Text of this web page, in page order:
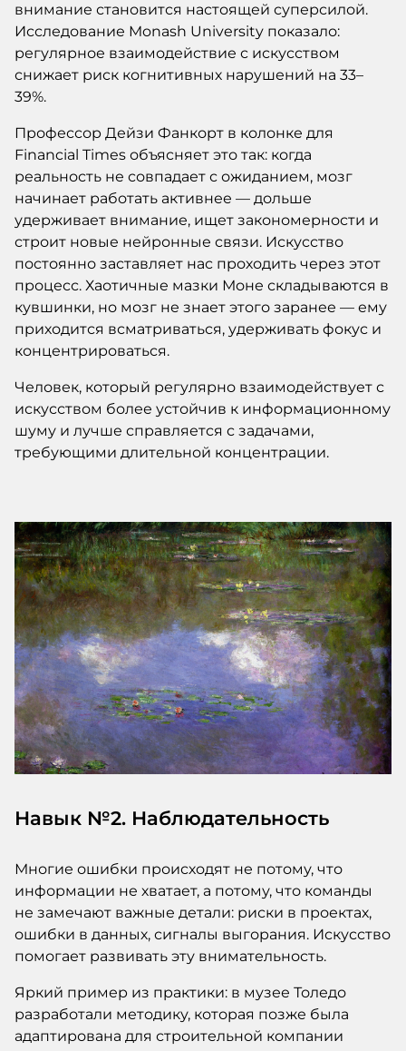
внимание становится настоящей суперсилой.
Исследование Monash University показало:
регулярное взаимодействие с искусством
снижает риск когнитивных нарушений на 33–
39%.
Профессор Дейзи Фанкорт в колонке для
Financial Times объясняет это так: когда
реальность не совпадает с ожиданием, мозг
начинает работать активнее — дольше
удерживает внимание, ищет закономерности и
строит новые нейронные связи. Искусство
постоянно заставляет нас проходить через этот
процесс. Хаотичные мазки Моне складываются в
кувшинки, но мозг не знает этого заранее — ему
приходится всматриваться, удерживать фокус и
концентрироваться.
Человек, который регулярно взаимодействует с
искусством более устойчив к информационному
шуму и лучше справляется с задачами,
требующими длительной концентрации.
Навык №2. Наблюдательность
Многие ошибки происходят не потому, что
информации не хватает, а потому, что команды
не замечают важные детали: риски в проектах,
ошибки в данных, сигналы выгорания. Искусство
помогает развивать эту внимательность.
Яркий пример из практики: в музее Толедо
разработали методику, которая позже была
адаптирована для строительной компании